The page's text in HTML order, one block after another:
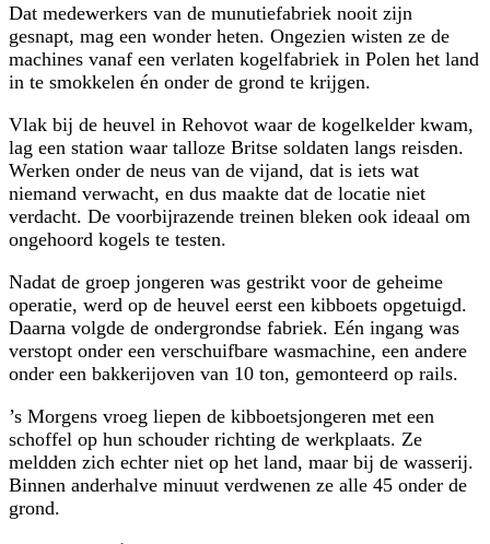
Dat medewerkers van de munutiefabriek nooit zijn
gesnapt, mag een wonder heten. Ongezien wisten ze de
machines vanaf een verlaten kogelfabriek in Polen het land
in te smokkelen én onder de grond te krijgen.
Vlak bij de heuvel in Rehovot waar de kogelkelder kwam,
lag een station waar talloze Britse soldaten langs reisden.
Werken onder de neus van de vijand, dat is iets wat
niemand verwacht, en dus maakte dat de locatie niet
verdacht. De voorbij­razende treinen bleken ook ideaal om
ongehoord kogels te testen.
Nadat de groep jongeren was gestrikt voor de geheime
operatie, werd op de heuvel eerst een kibboets opgetuigd.
Daarna volgde de ondergrondse fabriek. Eén ingang was
verstopt onder een verschuifbare wasmachine, een andere
onder een bakkerijoven van 10 ton, gemonteerd op rails.
’s Morgens vroeg liepen de kibboetsjongeren met een
schoffel op hun schouder richting de werkplaats. Ze
meldden zich echter niet op het land, maar bij de wasserij.
Binnen anderhalve minuut verdwenen ze alle 45 onder de
grond.